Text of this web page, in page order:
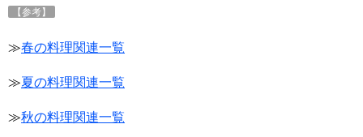
【参考】
≫春の料理関連一覧
≫夏の料理関連一覧
≫秋の料理関連一覧